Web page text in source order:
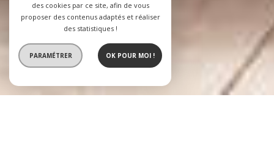
des cookies par ce site, afin de vous
proposer des contenus adaptés et réaliser
des statistiques !
PARAMÉTRER OK POUR MOI !